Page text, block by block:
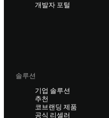
개발자 포털
솔루션
기업 솔루션
추천
코브랜딩 제품
공식 리셀러